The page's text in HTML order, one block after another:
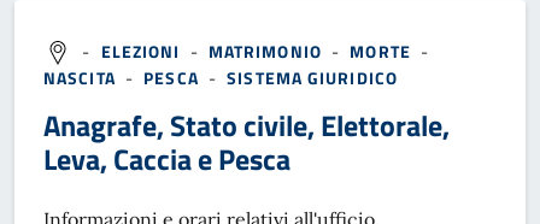
- ELEZIONI - MATRIMONIO - MORTE -
NASCITA - PESCA -SISTEMA GIURIDICO
Anagrafe, Stato civile, Elettorale,
Leva, Caccia e Pesca
Informazioni e orari relativi all'ufficio.